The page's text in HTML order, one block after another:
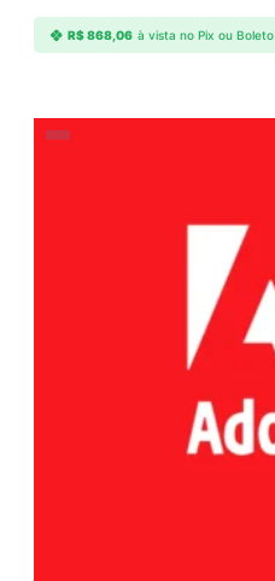
R$868,06 à vista no Pix ou Boleto